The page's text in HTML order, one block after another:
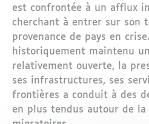
est confrontée à un afflux
cherchant à entrer sur son
provenance de pays en
historiquement maintenu
relativement ouverte, la
ses infrastructures, ses
frontières a conduit à des
en plus tendus autour de